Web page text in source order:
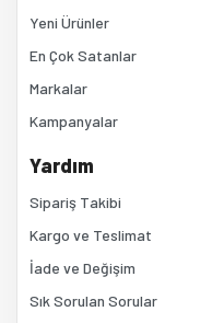
Yeni Ürünler
En Çok Satanlar
Markalar
Kampanyalar
Yardım
Sipariş Takibi
Kargo ve Teslimat
İade ve Değişim
Sık Sorulan Sorular